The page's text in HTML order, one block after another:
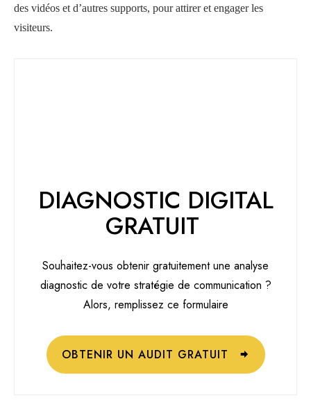
des vidéos et d’autres supports, pour attirer et engager les
visiteurs.
DIAGNOSTIC DIGITAL
GRATUIT
Souhaitez-vous obtenir gratuitement une analyse
diagnostic de votre stratégie de communication ?
Alors, remplissez ce formulaire
OBTENIR UN AUDIT GRATUIT